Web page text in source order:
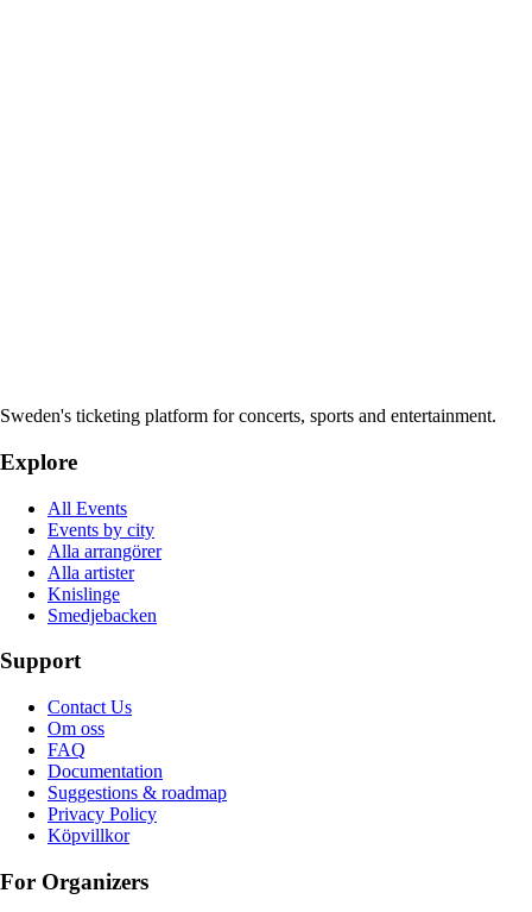
Sweden's ticketing platform for concerts, sports and entertainment.
Explore
All Events
Events by city
Alla arrangörer
Alla artister
Knislinge
Smedjebacken
Support
Contact Us
Om oss
FAQ
Documentation
Suggestions & roadmap
Privacy Policy
Köpvillkor
For Organizers